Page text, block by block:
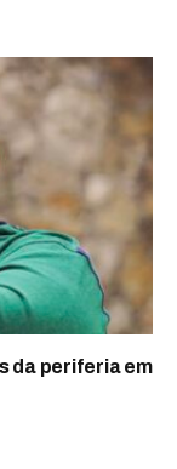
da periferia em